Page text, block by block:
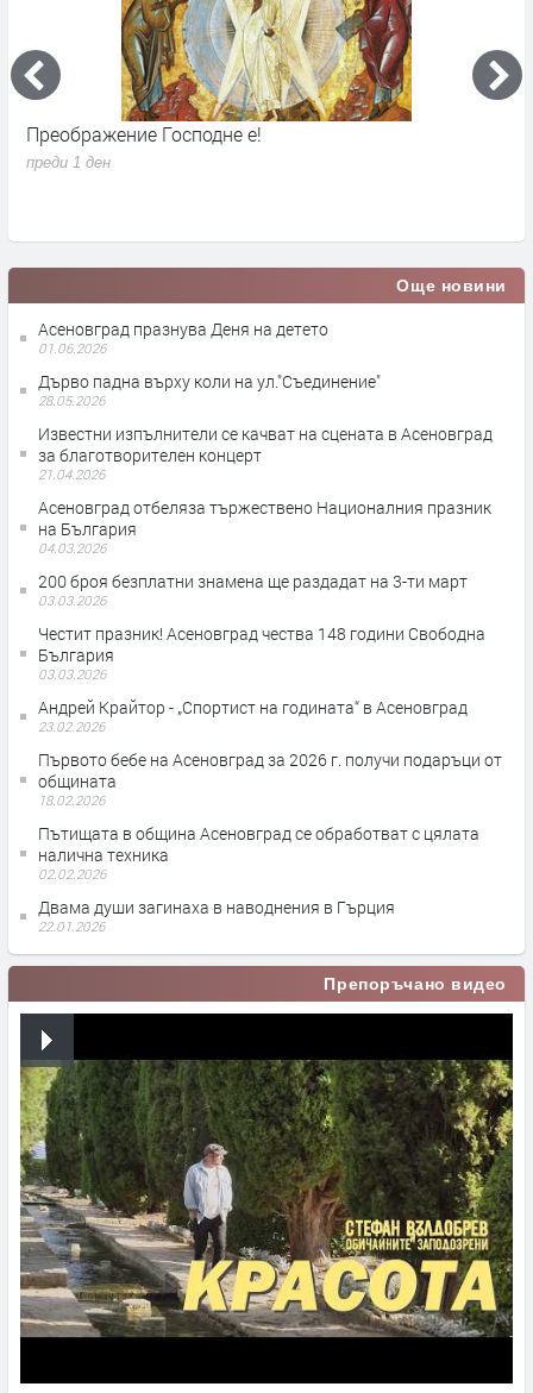
Преображение Господне е!
преди 1 ден
Още новини
Асеновград празнува Деня на детето
01.06.2026
Дърво падна върху коли на ул."Съединение"
28.05.2026
Известни изпълнители се качват на сцената в Асеновград
за благотворителен концерт
21.04.2026
Асеновград отбеляза тържествено Националния празник
на България
04.03.2026
200 броя безплатни знамена ще раздадат на 3-ти март
03.03.2026
Честит празник! Асеновград чества 148 години Свободна
България
03.03.2026
Андрей Крайтор - „Спортист на годината“ в Асеновград
23.02.2026
Първото бебе на Асеновград за 2026 г. получи подаръци от
общината
18.02.2026
Пътищата в община Асеновград се обработват с цялата
налична техника
02.02.2026
Двама души загинаха в наводнения в Гърция
22.01.2026
Препоръчано видео